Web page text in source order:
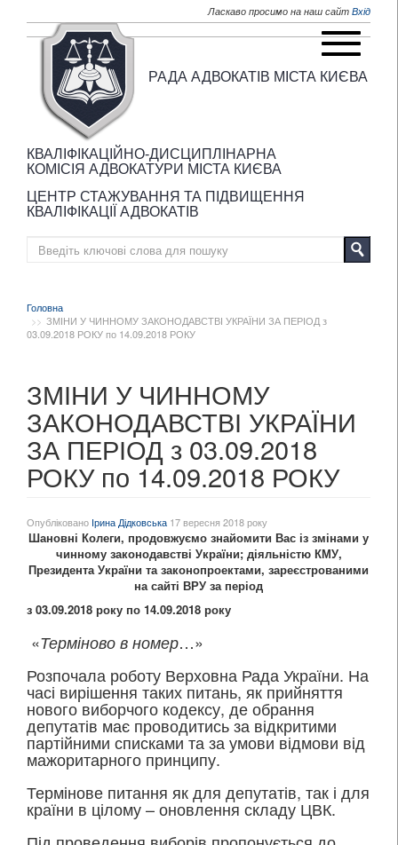
Ласкаво просимо на наш сайт Вхід
РАДА АДВОКАТІВ МІСТА КИЄВА
КВАЛІФІКАЦІЙНО-ДИСЦИПЛІНАРНА
КОМІСІЯ АДВОКАТУРИ МІСТА КИЄВА
ЦЕНТР СТАЖУВАННЯ ТА ПІДВИЩЕННЯ
КВАЛІФІКАЦІЇ АДВОКАТІВ
Головна
ЗМІНИ У ЧИННОМУ ЗАКОНОДАВСТВІ УКРАЇНИ ЗА ПЕРІОД з
03.09.2018 РОКУ по 14.09.2018 РОКУ
ЗМІНИ У ЧИННОМУ
ЗАКОНОДАВСТВІ УКРАЇНИ
ЗА ПЕРІОД з 03.09.2018
РОКУ по 14.09.2018 РОКУ
Опубліковано Ірина Дідковська 17 вересня 2018 року
Шановні Колеги, продовжуємо знайомити Вас із змінами у
чинному законодавстві України; діяльністю КМУ,
Президента України та законопроектами, зареєстрованими
на сайті ВРУ за період
з 03.09.2018 року по 14.09.2018 року
«Терміново в номер…»
Розпочала роботу Верховна Рада України. На
часі вирішення таких питань, як прийняття
нового виборчого кодексу, де обрання
депутатів має проводитись за відкритими
партійними списками та за умови відмови від
мажоритарного принципу.
Термінове питання як для депутатів, так і для
країни в цілому – оновлення складу ЦВК.